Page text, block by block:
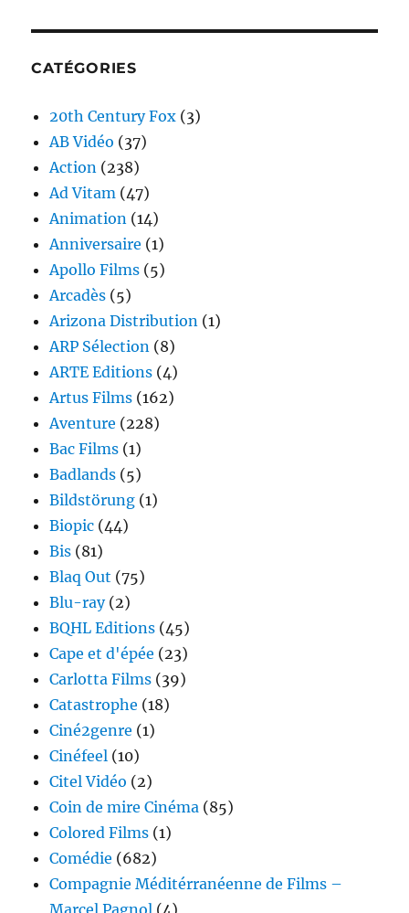
CATÉGORIES
20th Century Fox (3)
AB Vidéo (37)
Action (238)
Ad Vitam (47)
Animation (14)
Anniversaire (1)
Apollo Films (5)
Arcadès (5)
Arizona Distribution (1)
ARP Sélection (8)
ARTE Editions (4)
Artus Films (162)
Aventure (228)
Bac Films (1)
Badlands (5)
Bildstörung (1)
Biopic (44)
Bis (81)
Blaq Out (75)
Blu-ray(2)
BQHL Editions (45)
Cape et d'épée (23)
Carlotta Films (39)
Catastrophe (18)
Ciné2genre (1)
Cinéfeel (10)
Citel Vidéo (2)
Coin de mire Cinéma (85)
Colored Films (1)
Comédie (682)
Compagnie Méditérranéenne de Films –